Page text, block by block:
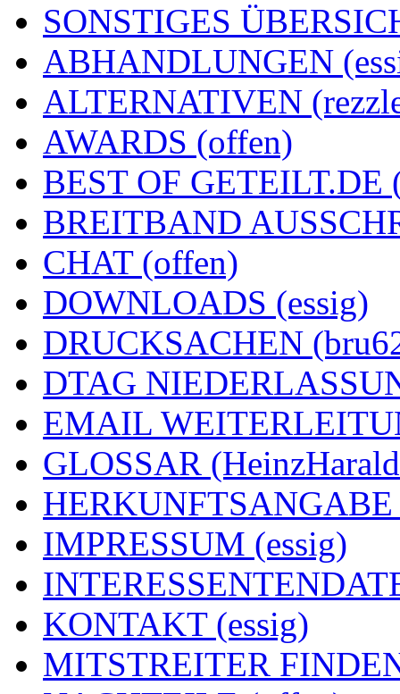
SONSTIGES
ABHANDLUNGEN
ALTERNATIVEN
AWARDS (offen)
BEST OF GETEILT.DE
BREITBAND
CHAT (offen)
DOWNLOADS (essig)
DRUCKSACHEN
DTAG
EMAIL
GLOSSAR
HERKUNFTSANGABE
IMPRESSUM (essig)
KONTAKT (essig)
MITSTREITER